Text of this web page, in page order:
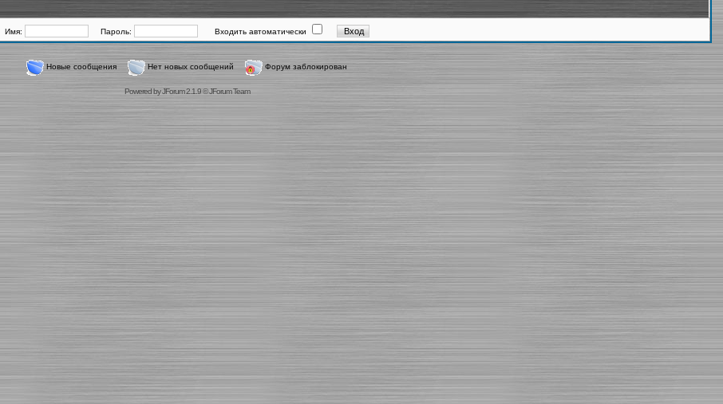
Имя: Пароль: Входить автоматически
Новые сообщения Нет новых сообщений Форум заблокирован
Powered byJForum 2.1.9©JForum Team